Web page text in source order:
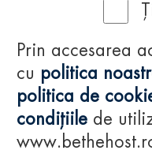
Prin accesarea
cu politica
politica de
condițiile de